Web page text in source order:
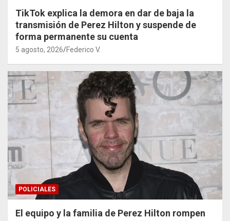
TikTok explica la demora en dar de baja la
transmisión de Perez Hilton y suspende de
forma permanente su cuenta
5 agosto, 2026 Federico V.
POLICIALES
El equipo y la familia de Perez Hilton rompen